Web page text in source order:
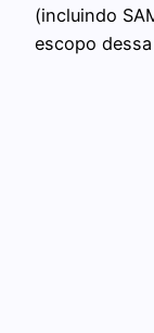
(incluindo
escopo